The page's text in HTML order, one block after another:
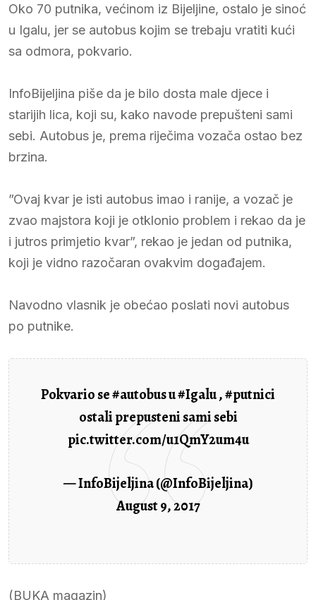
Oko 70 putnika, većinom iz Bijeljine, ostalo je sinoć
u Igalu, jer se autobus kojim se trebaju vratiti kući
sa odmora, pokvario.
InfoBijeljina piše da je bilo dosta male djece i
starijih lica, koji su, kako navode prepušteni sami
sebi. Autobus je, prema riječima vozača ostao bez
brzina.
”Ovaj kvar je isti autobus imao i ranije, a vozač je
zvao majstora koji je otklonio problem i rekao da je
i jutros primjetio kvar”, rekao je jedan od putnika,
koji je vidno razočaran ovakvim događajem.
Navodno vlasnik je obećao poslati novi autobus
po putnike.
Pokvario se#autobusu#Igalu,#putnici
ostali prepusteni sami sebi
pic.twitter.com/u1QmY2um4u
— InfoBijeljina (@InfoBijeljina)
August 9, 2017
(BUKA magazin)